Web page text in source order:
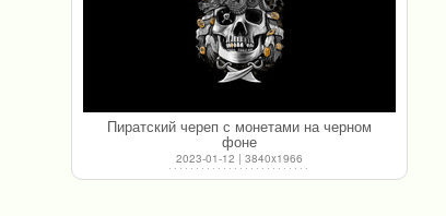
Пиратский череп с монетами на черном
фоне
2023-01-12 | 3840x1966